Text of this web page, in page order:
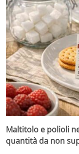
Maltitolo e polioli
quantità da non